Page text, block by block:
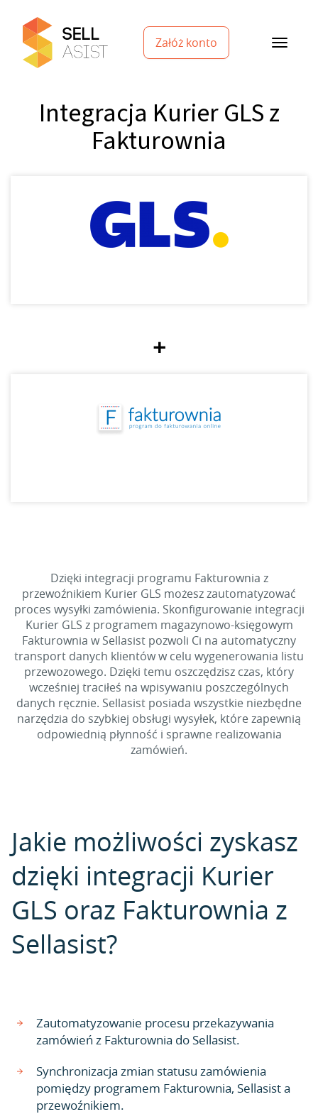
Załóż konto
Integracja Kurier GLS z
Fakturownia
+
Dzięki integracji programu Fakturownia z
przewoźnikiem Kurier GLS możesz zautomatyzować
proces wysyłki zamówienia. Skonfigurowanie integracji
Kurier GLS z programem magazynowo-księgowym
Fakturownia w Sellasist pozwoli Ci na automatyczny
transport danych klientów w celu wygenerowania listu
przewozowego. Dzięki temu oszczędzisz czas, który
wcześniej traciłeś na wpisywaniu poszczególnych
danych ręcznie. Sellasist posiada wszystkie niezbędne
narzędzia do szybkiej obsługi wysyłek, które zapewnią
odpowiednią płynność i sprawne realizowania
zamówień.
Jakie możliwości zyskasz
dzięki integracji Kurier
GLS oraz Fakturownia z
Sellasist?
Zautomatyzowanie procesu przekazywania
zamówień z Fakturownia do Sellasist.
Synchronizacja zmian statusu zamówienia
pomiędzy programem Fakturownia, Sellasist a
przewoźnikiem.